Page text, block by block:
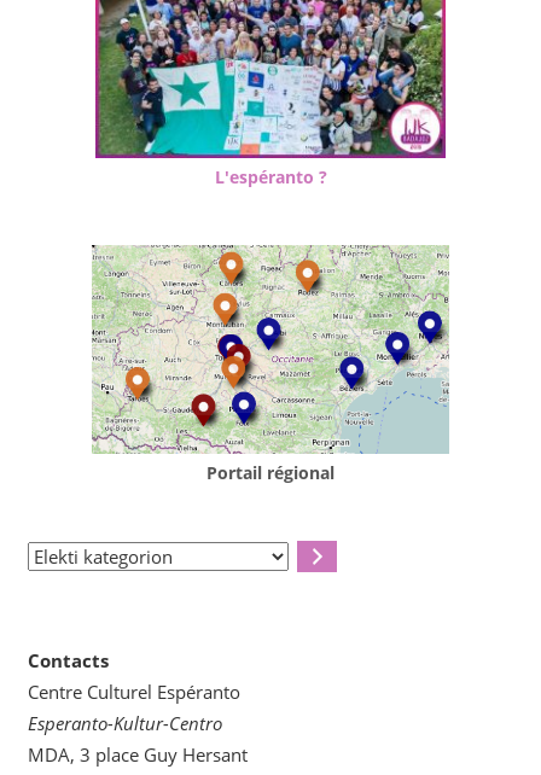
L'espéranto ?
Portail régional
Elekti
Contacts
Centre Culturel Espéranto
Esperanto-Kultur-Centro
MDA, 3 place Guy Hersant